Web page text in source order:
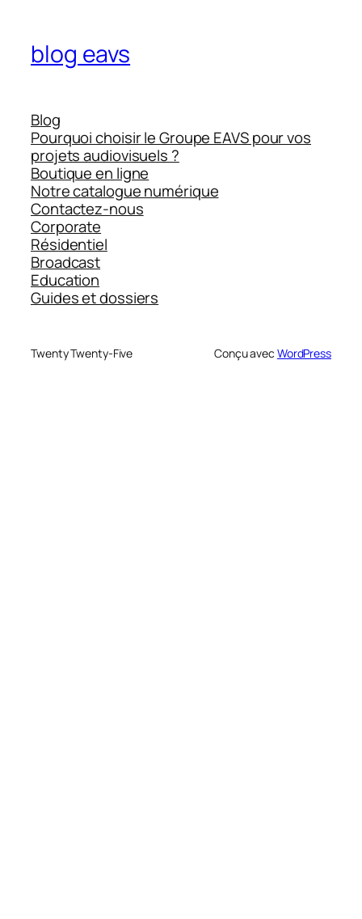
blog eavs
Blog
Pourquoi choisir le Groupe EAVS pour vos
projets audiovisuels ?
Boutique en ligne
Notre catalogue numérique
Contactez-nous
Corporate
Résidentiel
Broadcast
Education
Guides et dossiers
Twenty Twenty-Five Conçu avec WordPress